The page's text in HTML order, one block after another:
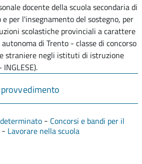
docente della scuola secondaria di
e per l'insegnamento del sostegno, per
scolastiche provinciali a carattere
di Trento - classe di concorso
straniere negli istituti di istruzione
- Concorsi e bandi per il
- Lavorare nella scuola